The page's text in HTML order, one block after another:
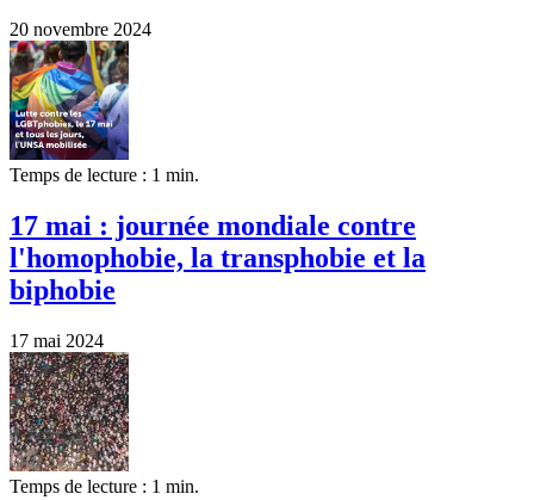
20 novembre 2024
Temps de lecture : 1 min.
17 mai : journée mondiale contre
l'homophobie, la transphobie et la
biphobie
17 mai 2024
Temps de lecture : 1 min.